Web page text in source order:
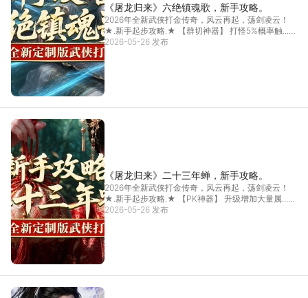
《屠龙归来》六绝镇魂歌，新手攻略。
2026年全新武侠打金传奇，风云再起，荡剑凌云！
★.新手起步攻略.★ 【群切神器】 打怪5%概率触...
[详情]
2026-05-26 发布
《屠龙归来》二十三年蝉，新手攻略。
2026年全新武侠打金传奇，风云再起，荡剑凌云！
★.新手起步攻略.★ 【PK神器】 升级增加大量属...
[详情]
2026-05-26 发布